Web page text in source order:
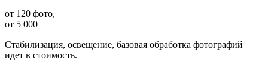
от 120 фото,
от 5 000
Стабилизация, освещение, базовая обработка фотографий
идет в стоимость.